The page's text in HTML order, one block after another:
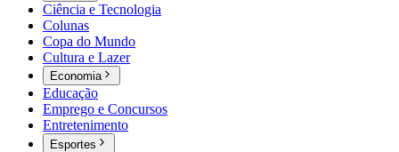
Ciência e Tecnologia
Colunas
Copa do Mundo
Cultura e Lazer
Economia
Educação
Emprego e Concursos
Entretenimento
Esportes